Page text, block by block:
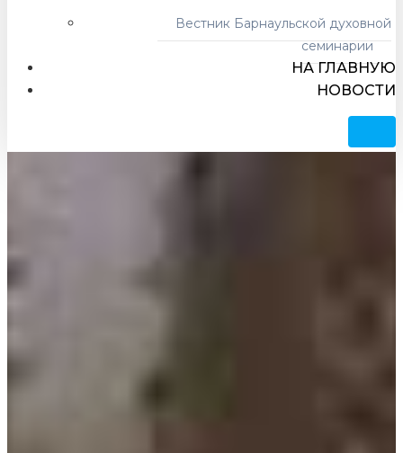
Вестник Барнаульской духовной
семинарии
НА ГЛАВНУЮ
НОВОСТИ